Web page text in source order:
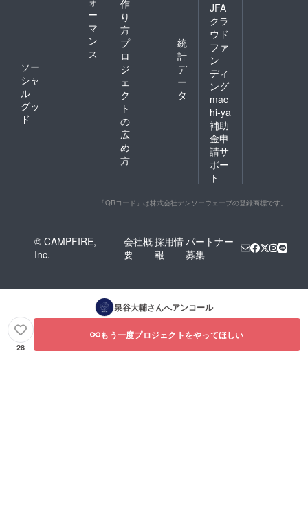
ー
マ
ン
ス
ソー
シャ
ル
グッ
ド
作
り
方
プ
ロ
ジ
ェ
ク
ト
の
広
め
方
統
計
デ
ー
タ
JFA
クラ
ウド
ファ
ン
ディ
ング
mac
hi-ya
補助
金申
請サ
ポー
ト
「QRコード」は株式会社デンソーウェーブの登録商標です。
© CAMPFIRE,
Inc.
会社概
要
採用情
報
パートナー
募集
泉谷大輔さんへアンコール
28
もう一度プロジェクトをやってほしい